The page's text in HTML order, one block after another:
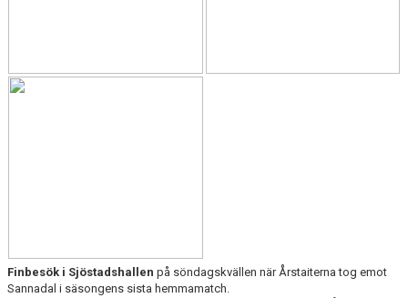
Finbesök i Sjöstadshallen på söndagskvällen när Årstaiterna tog emot
Sannadal i säsongens sista hemmamatch.